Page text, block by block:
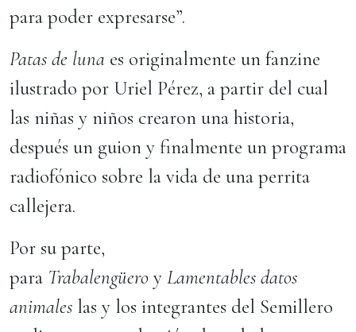
para poder expresarse”.
Patas de luna es originalmente un fanzine
ilustrado por Uriel Pérez, a partir del cual
las niñas y niños crearon una historia,
después un guion y finalmente un programa
radiofónico sobre la vida de una perrita
callejera.
Por su parte,
para Trabalengüero y Lamentables datos
animales las y los integrantes del Semillero